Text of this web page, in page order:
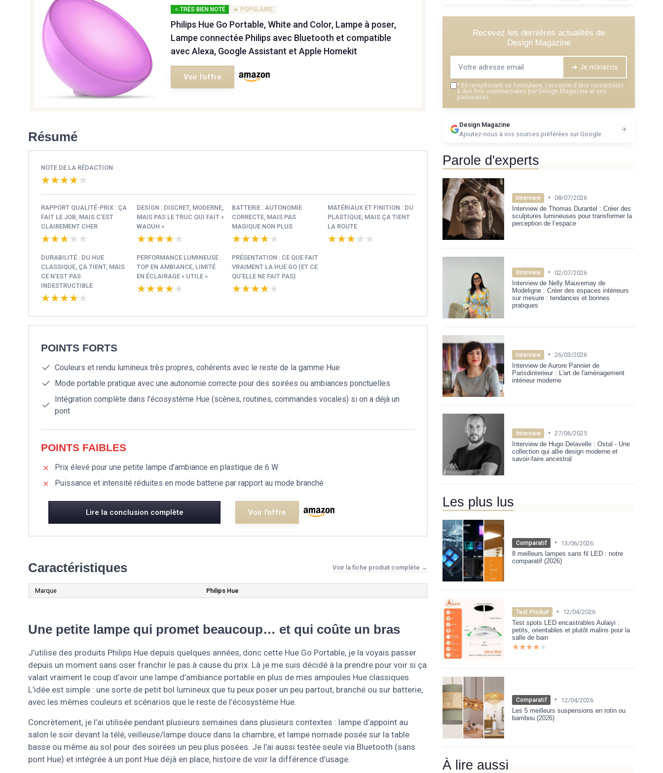
⭐ TRÈS BIEN NOTÉ 🔥 POPULAIRE
Philips Hue Go Portable, White and Color, Lampe à poser,
Lampe connectée Philips avec Bluetooth et compatible
avec Alexa, Google Assistant et Apple Homekit
Voir l'offre
Résumé
NOTE DE LA RÉDACTION
★★★★★
★★★★★
RAPPORT QUALITÉ-PRIX : ÇA
FAIT LE JOB, MAIS C’EST
CLAIREMENT CHER
★★★★★
★★★★★
DESIGN : DISCRET, MODERNE,
MAIS PAS LE TRUC QUI FAIT «
WAOUH »
★★★★★
★★★★★
BATTERIE : AUTONOMIE
CORRECTE, MAIS PAS
MAGIQUE NON PLUS
★★★★★
★★★★★
MATÉRIAUX ET FINITION : DU
PLASTIQUE, MAIS ÇA TIENT
LA ROUTE
★★★★★
★★★★★
DURABILITÉ : DU HUE
CLASSIQUE, ÇA TIENT, MAIS
CE N’EST PAS
INDESTRUCTIBLE
★★★★★
★★★★★
PERFORMANCE LUMINEUSE :
TOP EN AMBIANCE, LIMITÉ
EN ÉCLAIRAGE « UTILE »
★★★★★
★★★★★
PRÉSENTATION : CE QUE FAIT
VRAIMENT LA HUE GO (ET CE
QU’ELLE NE FAIT PAS)
★★★★★
★★★★★
POINTS FORTS
Couleurs et rendu lumineux très propres, cohérents avec le reste de la gamme Hue
Mode portable pratique avec une autonomie correcte pour des soirées ou ambiances ponctuelles
Intégration complète dans l’écosystème Hue (scènes, routines, commandes vocales) si on a déjà un
pont
POINTS FAIBLES
Prix élevé pour une petite lampe d’ambiance en plastique de 6 W
Puissance et intensité réduites en mode batterie par rapport au mode branché
Lire la conclusion complète Voir l'offre
Caractéristiques Voir la fiche produit complète →
Marque Philips Hue
Une petite lampe qui promet beaucoup… et qui coûte un bras
J’utilise des produits Philips Hue depuis quelques années, donc cette Hue Go Portable, je la voyais passer
depuis un moment sans oser franchir le pas à cause du prix. Là je me suis décidé à la prendre pour voir si ça
valait vraiment le coup d’avoir une lampe d’ambiance portable en plus de mes ampoules Hue classiques.
L’idée est simple : une sorte de petit bol lumineux que tu peux poser un peu partout, branché ou sur batterie,
avec les mêmes couleurs et scénarios que le reste de l’écosystème Hue.
Concrètement, je l’ai utilisée pendant plusieurs semaines dans plusieurs contextes : lampe d’appoint au
salon le soir devant la télé, veilleuse/lampe douce dans la chambre, et lampe nomade posée sur la table
basse ou même au sol pour des soirées un peu plus posées. Je l’ai aussi testée seule via Bluetooth (sans
pont Hue) et intégrée à un pont Hue déjà en place, histoire de voir la différence d’usage.
Recevez les dernières actualités de
Design Magazine
➔ Je m'inscris
* En remplissant ce formulaire, j’accepte d’être contacté(e)
à des fins commerciales par Design Magazine et ses
partenaires.
Design Magazine
Ajoutez-nous à vos sources préférées sur Google
Parole d'experts
Interview • 08/07/2026
Interview de Thomas Durantel : Créer des
sculptures lumineuses pour transformer la
perception de l’espace
Interview • 02/07/2026
Interview de Nelly Mauvernay de
Modeligne : Créer des espaces intérieurs
sur mesure : tendances et bonnes
pratiques
Interview • 26/03/2026
Interview de Aurore Pannier de
Parisdinterieur : L'art de l'aménagement
intérieur moderne
Interview • 27/06/2025
Interview de Hugo Delavelle : Ostal - Une
collection qui allie design moderne et
savoir-faire ancestral
Les plus lus
Comparatif •
13/06/2026
8 meilleurs lampes sans fil LED : notre
comparatif (2026)
Test Produit •
12/04/2026
Test spots LED encastrables Aulaiyi :
petits, orientables et plutôt malins pour la
salle de bain
★★★★★
★★★★★
Comparatif •
12/04/2026
Les 5 meilleurs suspensions en rotin ou
bambou (2026)
À lire aussi